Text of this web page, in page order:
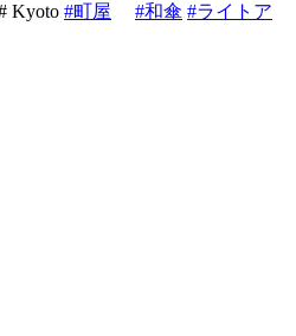
#町屋 #和傘 #ライトア